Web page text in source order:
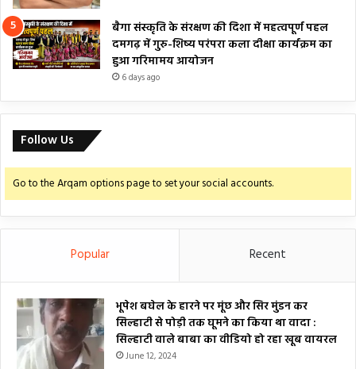
बैगा संस्कृति के संरक्षण की दिशा में महत्वपूर्ण पहल
दमगढ़ में गुरु-शिष्य परंपरा कला दीक्षा कार्यक्रम का
हुआ गरिमामय आयोजन
6 days ago
Follow Us
Go to the Arqam options page to set your social accounts.
Popular Recent
भूपेश बघेल के हारने पर मूंछ और सिर मुंडन कर
सिल्हाटी से पोड़ी तक घूमने का किया था वादा :
सिल्हाटी वाले बाबा का वीडियो हो रहा खूब वायरल
June 12, 2024